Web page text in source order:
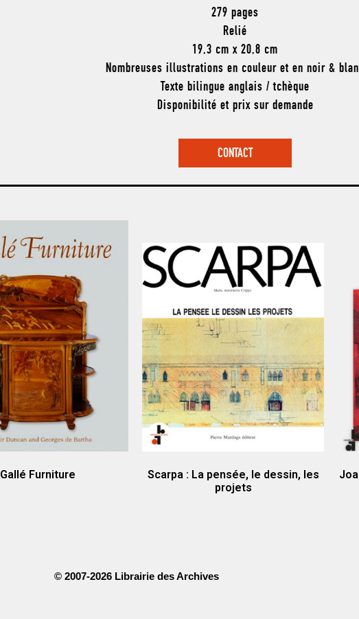
279 pages
Relié
19,3 cm x 20,8 cm
Nombreuses illustrations en couleur et en noir &
Texte bilingue anglais / tchèque
Disponibilité et prix sur demande
CONTACT
Gallé Furniture
Scarpa : La pensée, le dessin, les
projets
© 2007-2026 Librairie des Archives